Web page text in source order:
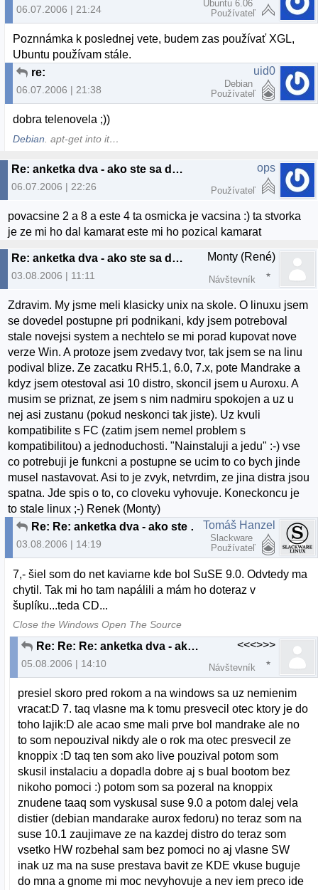
06.07.2006 | 21:24
Ubuntu 6.06
Používateľ
Poznnámka k poslednej vete, budem zas používať XGL,
Ubuntu používam stále.
re:
06.07.2006 | 21:38
uid0
Debian
Používateľ
dobra telenovela ;))
Debian. apt-get into it…
Re: anketka dva - ako ste sa dostali k linuxu? :)
06.07.2006 | 22:26
ops
Používateľ
povacsine 2 a 8 a este 4 ta osmicka je vacsina :) ta stvorka
je ze mi ho dal kamarat este mi ho pozical kamarat
Re: anketka dva - ako ste sa dostali k linuxu? :)
03.08.2006 | 11:11
Monty (René)
Návštevník
Zdravim. My jsme meli klasicky unix na skole. O linuxu jsem
se dovedel postupne pri podnikani, kdy jsem potreboval
stale novejsi system a nechtelo se mi porad kupovat nove
verze Win. A protoze jsem zvedavy tvor, tak jsem se na linu
podival blize. Ze zacatku RH5.1, 6.0, 7.x, pote Mandrake a
kdyz jsem otestoval asi 10 distro, skoncil jsem u Auroxu. A
musim se priznat, ze jsem s nim nadmiru spokojen a uz u
nej asi zustanu (pokud neskonci tak jiste). Uz kvuli
kompatibilite s FC (zatim jsem nemel problem s
kompatibilitou) a jednoduchosti. "Nainstaluji a jedu" :-) vse
co potrebuji je funkcni a postupne se ucim to co bych jinde
musel nastavovat. Asi to je zvyk, netvrdim, ze jina distra jsou
spatna. Jde spis o to, co cloveku vyhovuje. Koneckoncu je
to stale linux ;-) Renek (Monty)
Re: Re: anketka dva - ako ste sa dostali k linuxu?
03.08.2006 | 14:19
Tomáš Hanzel
Slackware
Používateľ
7,- šiel som do net kaviarne kde bol SuSE 9.0. Odvtedy ma
chytil. Tak mi ho tam napálili a mám ho doteraz v
šuplíku...teda CD...
Close the Windows Open The Source
Re: Re: Re: anketka dva - ako ste sa dostali k lin
05.08.2006 | 14:10
<<<>>>
Návštevník
presiel skoro pred rokom a na windows sa uz nemienim
vracat:D 7. taq vlasne ma k tomu presvecil otec ktory je do
toho lajik:D ale acao sme mali prve bol mandrake ale no
to som nepouzival nikdy ale o rok ma otec presvecil ze
knoppix :D taq ten som ako live pouzival potom som
skusil instalaciu a dopadla dobre aj s bual bootom bez
nikoho pomoci :) potom som sa pozeral na knoppix
znudene taaq som vyskusal suse 9.0 a potom dalej vela
distier (debian mandarake aurox fedoru) no teraz som na
suse 10.1 zaujimave ze na kazdej distro do teraz som
vsetko HW rozbehal sam bez pomoci no aj vlasne SW
inak uz ma na suse prestava bavit ze KDE vkuse buguje
do mna a gnome mi moc nevyhovuje a nev iem preco ide